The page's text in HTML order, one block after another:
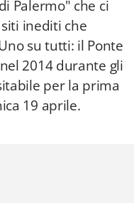
Palermo" che ci
inediti che
su tutti: il Ponte
2014 durante gli
per la prima
19 aprile.